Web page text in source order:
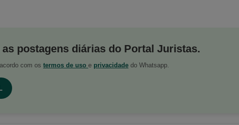
postagens diárias do Portal Juristas.
com os termos de uso e privacidade do Whatsapp.